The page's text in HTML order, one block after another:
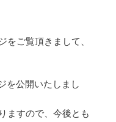
をご覧頂きまして、
を公開いたしまし
ますので、今後とも